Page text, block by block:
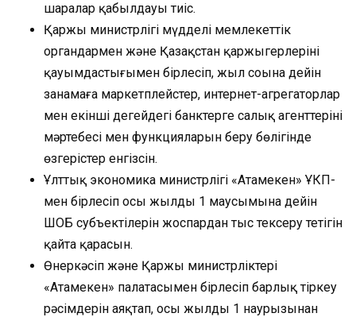
шаралар қабылдауы тиіс.
Қаржы министрлігі мүдделі мемлекеттік
органдармен және Қазақстан қаржыгерлерінің
қауымдастығымен бірлесіп, жыл соңына дейін
заңнамаға маркетплейстер, интернет-агрегаторлар
мен екінші деңгейдегі банктерге салық агенттерінің
мәртебесі мен функцияларын беру бөлігінде
өзгерістер енгізсін.
Ұлттық экономика министрлігі «Атамекен» ҰКП-
мен бірлесіп осы жылдың 1 маусымына дейін
ШОБ субъектілерін жоспардан тыс тексеру тетігін
қайта қарасын.
Өнеркәсіп және Қаржы министрліктері
«Атамекен» палатасымен бірлесіп барлық тіркеу
рәсімдерін аяқтап, осы жылдың 1 наурызынан